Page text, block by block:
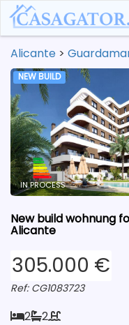
Alicante >
NEW BUILD
IN PROCESS
New build wohnung
Alicante
305.000 €
Ref: CG1083723
2 2